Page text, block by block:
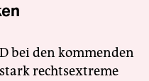
bei den kommenden
rechtsextreme